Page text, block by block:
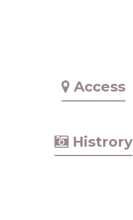
Access
Histrory